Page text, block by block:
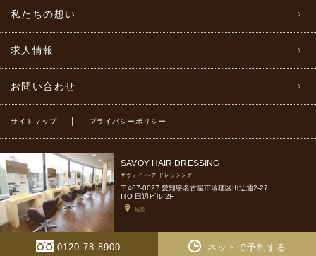
私たちの想い
求人情報
お問い合わせ
サイトマップ | プライバシーポリシー
SAVOY HAIR DRESSING
サヴォイ ヘア ドレッシング
〒467-0027 愛知県名古屋市瑞穂区田辺通2-27
ITO 田辺ビル 2F
地図
0120-78-8900 ネットで予約する